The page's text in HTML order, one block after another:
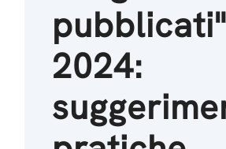
2024: